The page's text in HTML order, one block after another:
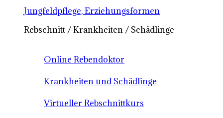
Jungfeldpflege, Erziehungsformen
Rebschnitt / Krankheiten / Schädlinge
Online Rebendoktor
Krankheiten und Schädlinge
Virtueller Rebschnittkurs